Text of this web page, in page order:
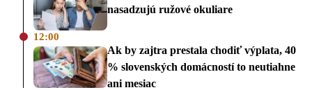
nasadzujú ružové okuliare
12:00
Ak by zajtra prestala chodiť výplata, 40
% slovenských domácností to neutiahne
ani mesiac